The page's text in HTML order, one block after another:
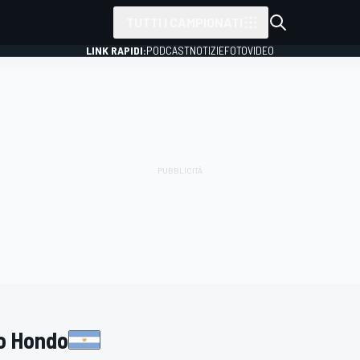
LINK RAPIDI:PODCASTNOTIZIEFOTOVIDEO
Hondo